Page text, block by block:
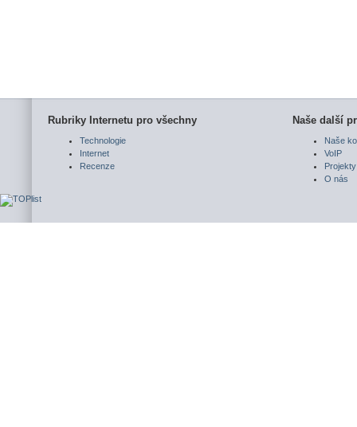
Rubriky Internetu pro všechny
Technologie
Internet
Recenze
Naše další
Naše
VoIP
Projekty
O nás